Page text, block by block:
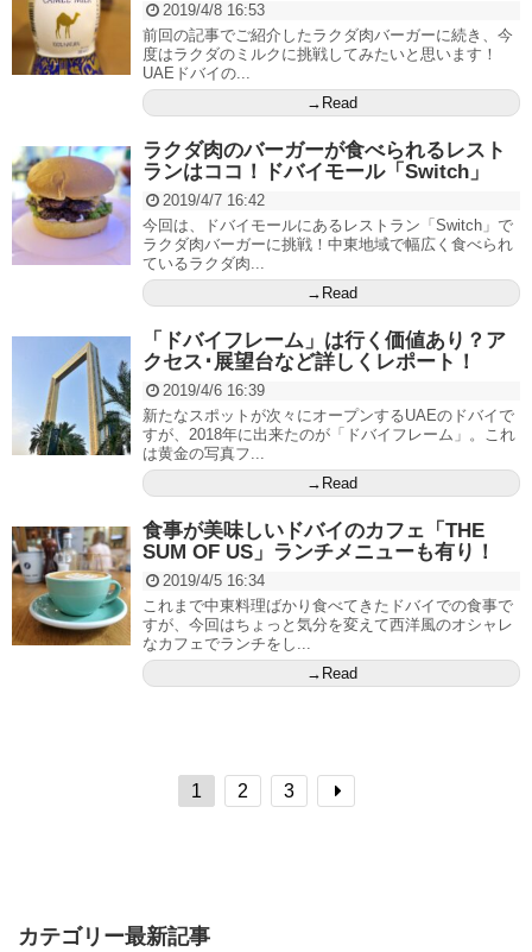
2019/4/8 16:53
前回の記事でご紹介したラクダ肉バーガーに続き、今
度はラクダのミルクに挑戦してみたいと思います！
UAEドバイの...
→Read
ラクダ肉のバーガーが食べられるレスト
ランはココ！ドバイモール「Switch」
2019/4/7 16:42
今回は、ドバイモールにあるレストラン「Switch」で
ラクダ肉バーガーに挑戦！中東地域で幅広く食べられ
ているラクダ肉...
→Read
「ドバイフレーム」は行く価値あり？ア
クセス･展望台など詳しくレポート！
2019/4/6 16:39
新たなスポットが次々にオープンするUAEのドバイで
すが、2018年に出来たのが「ドバイフレーム」。これ
は黄金の写真フ...
→Read
食事が美味しいドバイのカフェ「THE
SUM OF US」ランチメニューも有り！
2019/4/5 16:34
これまで中東料理ばかり食べてきたドバイでの食事で
すが、今回はちょっと気分を変えて西洋風のオシャレ
なカフェでランチをし...
→Read
1 2 3
カテゴリー最新記事